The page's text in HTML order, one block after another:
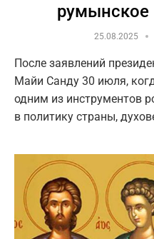
румынское
25.08.2025
После заявлений
Майи Санду 30 июля,
одним из инструментов
в политику страны,